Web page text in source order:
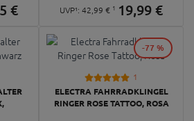
€ UVP¹: 42, 99 € 1 19,99€
1
ELECTRA FAHRRADKLINGEL
RINGER ROSE TATTOO, ROSA
-77 %